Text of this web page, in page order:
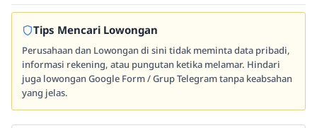
Tips Mencari Lowongan
Perusahaan dan Lowongan di sini tidak meminta data pribadi,
informasi rekening, atau pungutan ketika melamar. Hindari
juga lowongan Google Form / Grup Telegram tanpa keabsahan
yang jelas.